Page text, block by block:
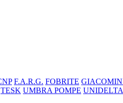
F.A.R.G. FOBRITE
TESK UMBRA POMPE UNIDELTA